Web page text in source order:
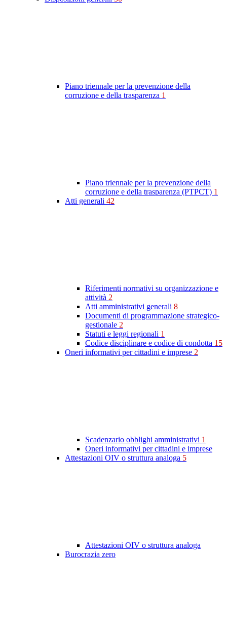
Piano triennale per la prevenzione della
corruzione e della trasparenza 1
Piano triennale per la prevenzione della
corruzione e della trasparenza (PTPCT) 1
Atti generali 42
Riferimenti normativi su organizzazione e
attività 2
Atti amministrativi generali 8
Documenti di programmazione strategico-
gestionale 2
Statuti e leggi regionali 1
Codice disciplinare e codice di condotta 15
Oneri informativi per cittadini e imprese 2
Scadenzario obblighi amministrativi 1
Oneri informativi per cittadini e imprese
Attestazioni OIV o struttura analoga 5
Attestazioni OIV o struttura analoga
Burocrazia zero